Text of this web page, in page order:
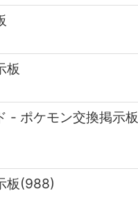
板
- ポケモン交換掲示板
板(988)